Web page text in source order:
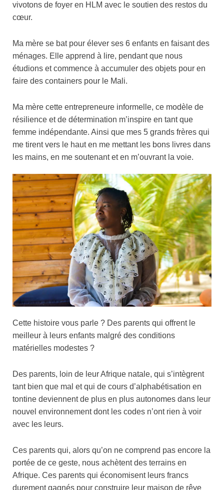
vivotons de foyer en HLM avec le soutien des restos du
cœur.
Ma mère se bat pour élever ses 6 enfants en faisant des
ménages. Elle apprend à lire, pendant que nous
étudions et commence à accumuler des objets pour en
faire des containers pour le Mali.
Ma mère cette entrepreneure informelle, ce modèle de
résilience et de détermination m’inspire en tant que
femme indépendante. Ainsi que mes 5 grands frères qui
me tirent vers le haut en me mettant les bons livres dans
les mains, en me soutenant et en m’ouvrant la voie.
Cette histoire vous parle ? Des parents qui offrent le
meilleur à leurs enfants malgré des conditions
matérielles modestes ?
Des parents, loin de leur Afrique natale, qui s’intègrent
tant bien que mal et qui de cours d’alphabétisation en
tontine deviennent de plus en plus autonomes dans leur
nouvel environnement dont les codes n’ont rien à voir
avec les leurs.
Ces parents qui, alors qu’on ne comprend pas encore la
portée de ce geste, nous achètent des terrains en
Afrique. Ces parents qui économisent leurs francs
durement gagnés pour construire leur maison de rêve